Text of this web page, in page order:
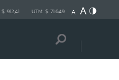
$ 912,41 UTM: $ 71.649